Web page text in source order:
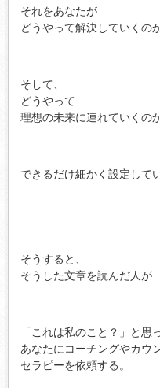
それをあなたが
どうやって解決していくの
そして、
どうやって
理想の未来に連れていくの
できるだけ細かく設定して
そうすると、
そうした文章を読んだ人が
「これは私のこと？」と思
あなたにコーチングやカウ
セラピーを依頼する。